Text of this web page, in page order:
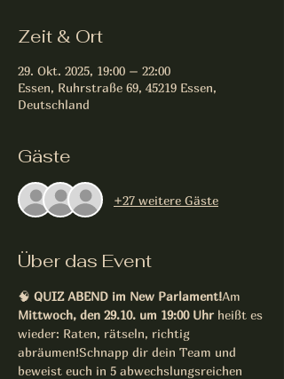
Zeit & Ort
29. Okt. 2025, 19:00 – 22:00
Essen, Ruhrstraße 69, 45219 Essen,
Deutschland
Gäste
+27 weitere Gäste
Über das Event
🧠 QUIZ ABEND im New Parlament!Am
Mittwoch, den 29.10. um 19:00 Uhr heißt es
wieder: Raten, rätseln, richtig
abräumen!Schnapp dir dein Team und
beweist euch in 5 abwechslungsreichen